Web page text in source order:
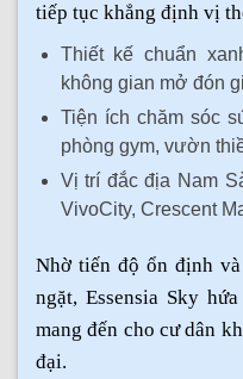
tiếp tục khẳng định vị
Thiết kế chuẩn
không gian mở đón
Tiện ích chăm sóc
phòng gym, vườn
Vị trí đắc địa Nam
VivoCity, Crescent
Nhờ tiến độ ổn định
ngặt, Essensia Sky
mang đến cho cư dân
đại.